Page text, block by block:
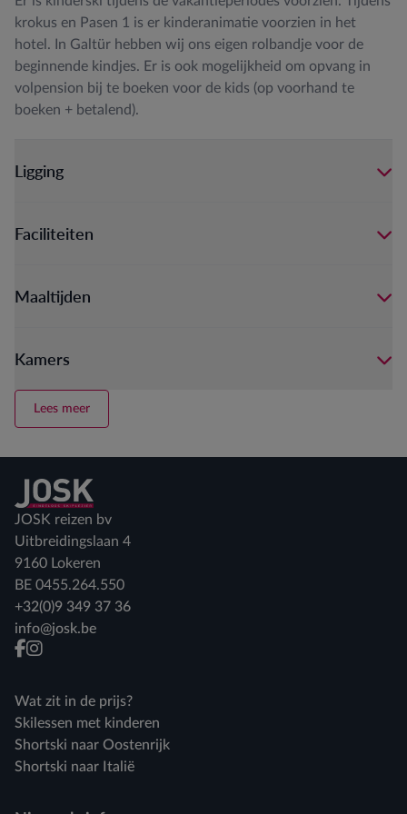
krokus en Pasen 1 is er kinderanimatie voorzien in het
hotel. In Galtür hebben wij ons eigen rolbandje voor de
beginnende kindjes. Er is ook mogelijkheid om opvang in
volpension bij te boeken voor de kids (op voorhand te
boeken + betalend).
Ligging
Faciliteiten
Maaltijden
Kamers
Lees meer
Terug naar home
JOSK reizen bv
Uitbreidingslaan 4
9160 Lokeren
BE 0455.264.550
+32(0)9 349 37 36
info@josk.be
facebook
instagram
Wat zit in de prijs?
Skilessen met kinderen
Shortski naar Oostenrijk
Shortski naar Italië